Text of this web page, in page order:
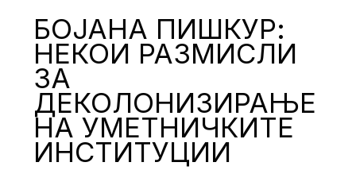
БОЈАНА ПИШКУР:
НЕКОИ РАЗМИСЛИ
ЗА
ДЕКОЛОНИЗИРАЊЕ
НА УМЕТНИЧКИТЕ
ИНСТИТУЦИИ